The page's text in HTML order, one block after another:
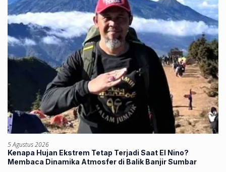
5 Agustus 2026
Kenapa Hujan Ekstrem Tetap Terjadi Saat El Nino?
Membaca Dinamika Atmosfer di Balik Banjir Sumbar